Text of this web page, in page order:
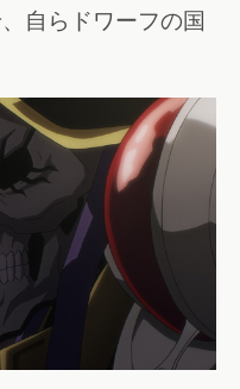
自らドワーフの国